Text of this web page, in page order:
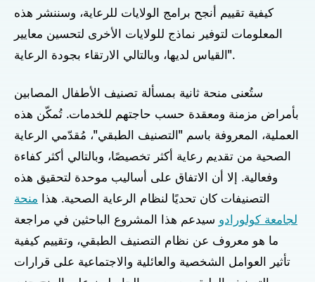
كيفية تقييم أنجح برامج الولايات للرعاية، وسننشر هذه
المعلومات لتوفير نماذج للولايات الأخرى لتحسين معايير
القياس لديها، وبالتالي الارتقاء بجودة الرعاية".
ستُعنى منحة ثانية بمسألة تصنيف الأطفال المصابين
بأمراض مزمنة ومعقدة حسب حاجتهم للخدمات. تُمكّن هذه
العملية، المعروفة باسم "التصنيف الطبقي"، مُقدّمي الرعاية
الصحية من تقديم رعاية أكثر تخصيصًا، وبالتالي أكثر كفاءة
وفعالية. إلا أن الاتفاق على أساليب موحدة لتحقيق هذه
التصنيفات كان تحديًا لنظام الرعاية الصحية. هذا منحة
لجامعة كولورادو سيدعم هذا المشروع الباحثين في مراجعة
ما هو معروف عن نظام التصنيف الطبقي، وتقييم كيفية
تأثير العوامل الشخصية والعائلية والاجتماعية على قرارات